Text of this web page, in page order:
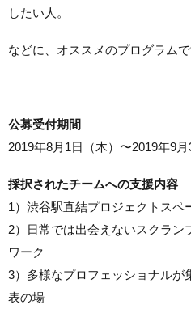
したい人。
などに、オススメのプログラムで
公募受付期間
2019年8月1日（木）〜2019年9月
採択されたチームへの支援内容
1）渋谷駅直結プロジェクトスペ
2）日常では出会えないスクラン
ワーク
3）多様なプロフェッショナルが
表の場